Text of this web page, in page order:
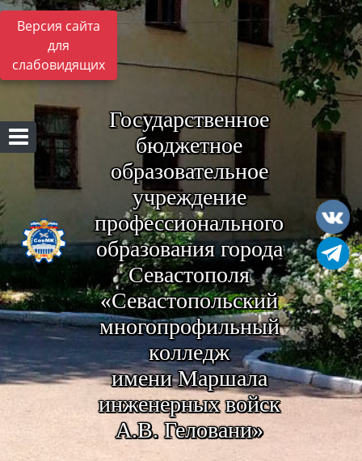
Версия сайта
для
слабовидящих
Государственное
бюджетное
образовательное
учреждение
профессионального
образования города
Севастополя
«Севастопольский
многопрофильный
колледж
имени Маршала
инженерных войск
А.В. Геловани»